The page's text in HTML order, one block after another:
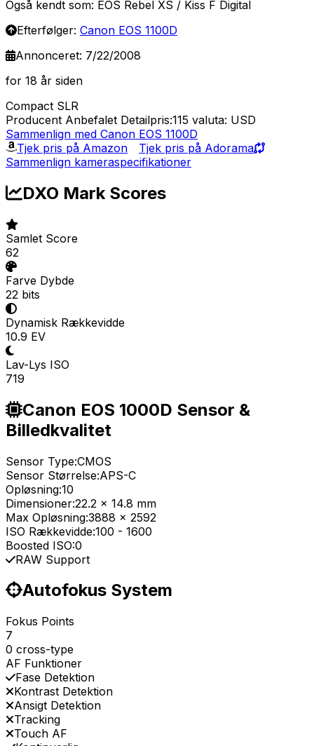
Også kendt som: EOS Rebel XS / Kiss F Digital
Efterfølger: Canon EOS 1100D
Annonceret: 7/22/2008
for 18 år siden
Compact SLR
Producent Anbefalet Detailpris:115 valuta: USD
Sammenlign med Canon EOS 1100D
Tjek pris på Amazon
Tjek pris på Adorama
Sammenlign kameraspecifikationer
DXO Mark Scores
Samlet Score
62
Farve Dybde
22 bits
Dynamisk Rækkevidde
10.9 EV
Lav-Lys ISO
719
Canon EOS 1000D Sensor &
Billedkvalitet
Sensor Type:CMOS
Sensor Størrelse:APS-C
Opløsning:10
Dimensioner:22.2 x 14.8 mm
Max Opløsning:3888 x 2592
ISO Rækkevidde:100 - 1600
Boosted ISO:0
RAW Support
Autofokus System
Fokus Points
7
0 cross-type
AF Funktioner
Fase Detektion
Kontrast Detektion
Ansigt Detektion
Tracking
Touch AF